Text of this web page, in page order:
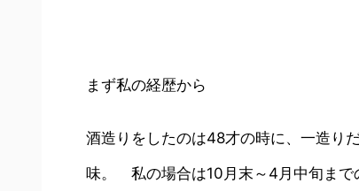
まず私の経歴から
酒造りをしたのは48才の時に、一造り
味。 私の場合は10月末～4月中旬まで